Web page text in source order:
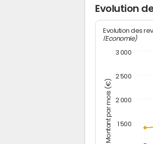
Evolution
Montant par mois (€)
Evolution des
l'Economie)
1 500
2 000
2 500
3 000